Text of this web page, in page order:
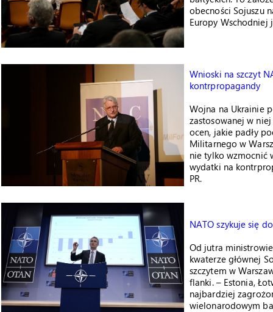
obecności Sojuszu
Europy Wschodniej
Wnioski na szczyt
kontrpropagandy
Wojna na Ukrainie
zastosowanej w
ocen, jakie padły
Militarnego w
nie tylko wzmocnić
wydatki na
PR.
NATO szykuje się
Od jutra
kwaterze głównej
szczytem w
flanki. – Estonia,
najbardziej
wielonarodowym